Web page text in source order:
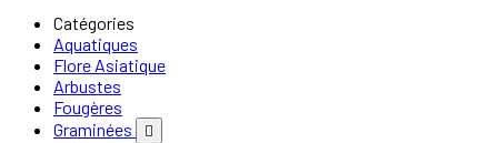
Catégories
Aquatiques
Flore Asiatique
Arbustes
Fougères
Graminées
